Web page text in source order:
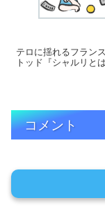
テロに揺れるフラン
トッド『シャルリと
コメント